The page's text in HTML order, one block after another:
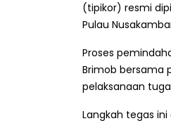
(tipikor) resmi
Pulau
Proses
Brimob bersama
pelaksanaan
Langkah tegas